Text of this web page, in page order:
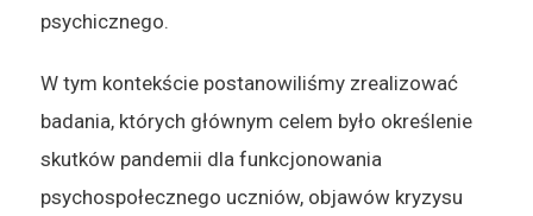
psychicznego.
W tym kontekście postanowiliśmy zrealizować
badania, których głównym celem było określenie
skutków pandemii dla funkcjonowania
psychospołecznego uczniów, objawów kryzysu